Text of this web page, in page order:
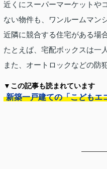
近くにスーパーマーケットや
ない物件も、ワンルームマン
近隣に競合する住宅がある場
たとえば、宅配ボックスは一
また、オートロックなどの防
▼この記事も読まれています
新築一戸建ての「こどもエ